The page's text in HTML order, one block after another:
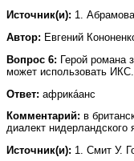
Источник(и): 1.
Автор: Евгений
Вопрос 6: Герой романа
может использовать
Ответ: африкáанс
Комментарий: в
диалект
Источник(и): 1. Смит У.